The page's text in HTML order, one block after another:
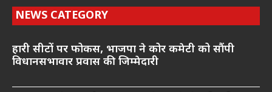
NEWS CATEGORY
हारी सीटों पर फोकस, भाजपा ने कोर कमेटी को सौंपी
विधानसभावार प्रवास की जिम्मेदारी